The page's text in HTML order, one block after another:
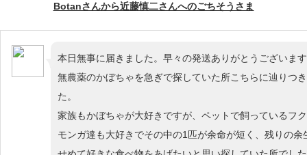
Botanさんから近藤慎二さんへのごちそうさま
本日無事に届きました。早々の発送ありがとうございま
無農薬のかぼちゃを急ぎで探していた所こちらに辿りつ
た。
家族もかぼちゃが大好きですが、ペットで飼っているフ
モンガ達も大好きでその中の1匹が余命が短く、残りの余